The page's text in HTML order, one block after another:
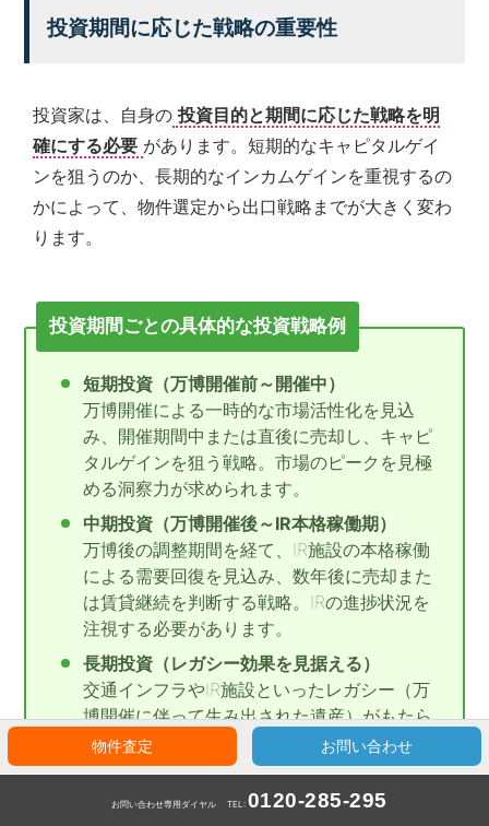
物件査定 お問い合わせ
お問い合わせ専用ダイヤル TEL: 0120-285-295
投資期間に応じた戦略の重要性
投資家は、自身の 投資目的と期間に応じた戦略を明
確にする必要 があります。短期的なキャピタルゲイ
ンを狙うのか、長期的なインカムゲインを重視するの
かによって、物件選定から出口戦略までが大きく変わ
ります。
投資期間ごとの具体的な投資戦略例
短期投資（万博開催前～開催中）
万博開催による一時的な市場活性化を見込
み、開催期間中または直後に売却し、キャピ
タルゲインを狙う戦略。市場のピークを見極
める洞察力が求められます。
中期投資（万博開催後～IR本格稼働期）
万博後の調整期間を経て、IR施設の本格稼働
による需要回復を見込み、数年後に売却また
は賃貸継続を判断する戦略。IRの進捗状況を
注視する必要があります。
長期投資（レガシー効果を見据える）
交通インフラやIR施設といったレガシー（万
博開催に伴って生み出された遺産）がもたら
す都市全体の価値向上を期待し、安定的な賃
料収入を長期的に確保する戦略。物件の立地
や汎用性が重要になります。